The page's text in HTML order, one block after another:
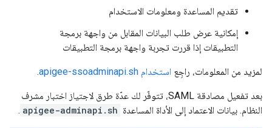
تقديم المساعدة ومعلومات الاستخدام
إمكانية عرض طلب البيانات المقابل من واجهة برمجة
التطبيقات إذا قررت تجربة واجهة برمجة التطبيقات
لمزيد من المعلومات، راجِع استخدام apigee-ssoadminapi.sh .
بعد تفعيل مصادقة SAML، تتوفّر لك عدّة طرق لاجتياز اختبار مشرف
النظام. بيانات الاعتماد إلى الأداة المساعدة apigee-adminapi.sh
.